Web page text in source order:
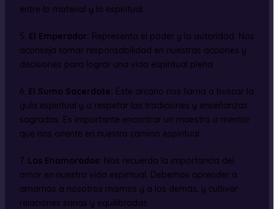
entre lo material y lo espiritual.
5. El Emperador: Representa el poder y la autoridad. Nos
aconseja tomar responsabilidad en nuestras acciones y
decisiones para lograr una vida espiritual plena.
6. El Sumo Sacerdote: Este arcano nos llama a buscar la
guía espiritual y a respetar las tradiciones y enseñanzas
sagradas. Es importante encontrar un maestro o mentor
que nos oriente en nuestro camino espiritual.
7. Los Enamorados: Nos recuerda la importancia del
amor en nuestra vida espiritual. Debemos aprender a
amarnos a nosotros mismos y a los demás, y cultivar
relaciones sanas y equilibradas.